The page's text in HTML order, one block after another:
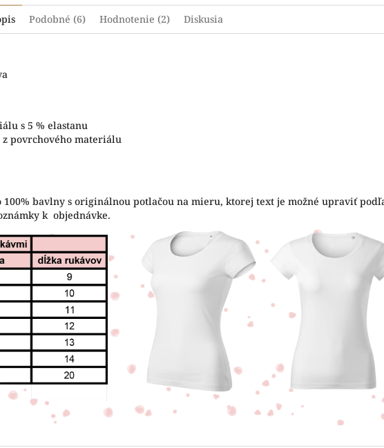
Podobné (6) Hodnotenie (2) Diskusia
s 5 % elastanu
povrchového materiálu
bavlny s originálnou potlačou na mieru, ktorej text je možné upraviť
k objednávke.